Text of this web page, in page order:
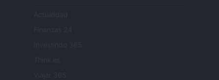
Actualidad
Finanzas 24
Investindo 365
Think.es
Viajar 365